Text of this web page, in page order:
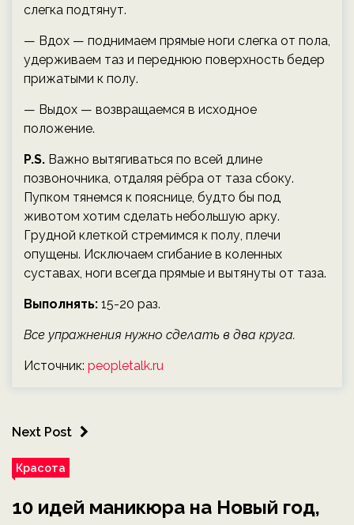
слегка подтянут.
— Вдох — поднимаем прямые ноги слегка от пола,
удерживаем таз и переднюю поверхность бедер
прижатыми к полу.
— Выдох — возвращаемся в исходное
положение.
P.S. Важно вытягиваться по всей длине
позвоночника, отдаляя рёбра от таза сбоку.
Пупком тянемся к пояснице, будто бы под
животом хотим сделать небольшую арку.
Грудной клеткой стремимся к полу, плечи
опущены. Исключаем сгибание в коленных
суставах, ноги всегда прямые и вытянуты от таза.
Выполнять: 15-20 раз.
Все упражнения нужно сделать в два круга.
Источник: peopletalk.ru
Next Post
Красота
10 идей маникюра на Новый год,